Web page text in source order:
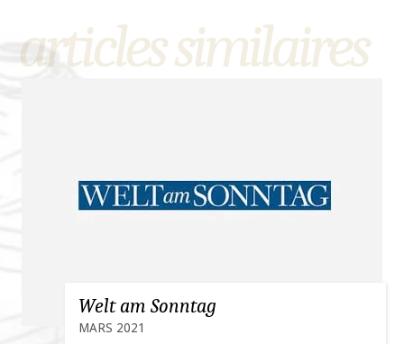
articles similaires
Welt am Sonntag
MARS 2021